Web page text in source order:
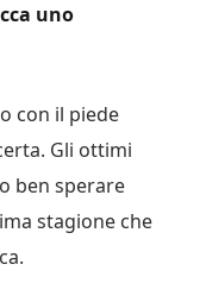
uno
con il piede
Gli ottimi
ben sperare
stagione che